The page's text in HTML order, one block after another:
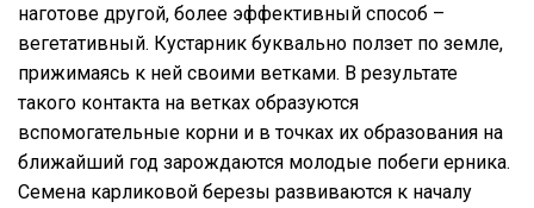
наготове другой, более эффективный способ –
вегетативный. Кустарник буквально ползет по земле,
прижимаясь к ней своими ветками. В результате
такого контакта на ветках образуются
вспомогательные корни и в точках их образования на
ближайший год зарождаются молодые побеги ерника.
Семена карликовой березы развиваются к началу